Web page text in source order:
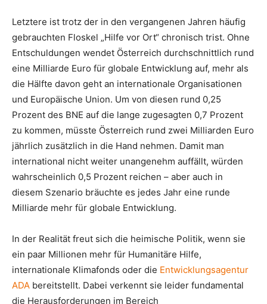
Letztere ist trotz der in den vergangenen Jahren häufig
gebrauchten Floskel „Hilfe vor Ort“ chronisch trist. Ohne
Entschuldungen wendet Österreich durchschnittlich rund
eine Milliarde Euro für globale Entwicklung auf, mehr als
die Hälfte davon geht an internationale Organisationen
und Europäische Union. Um von diesen rund 0,25
Prozent des BNE auf die lange zugesagten 0,7 Prozent
zu kommen, müsste Österreich rund zwei Milliarden Euro
jährlich zusätzlich in die Hand nehmen. Damit man
international nicht weiter unangenehm auffällt, würden
wahrscheinlich 0,5 Prozent reichen – aber auch in
diesem Szenario bräuchte es jedes Jahr eine runde
Milliarde mehr für globale Entwicklung.
In der Realität freut sich die heimische Politik, wenn sie
ein paar Millionen mehr für Humanitäre Hilfe,
internationale Klimafonds oder die Entwicklungsagentur
ADA bereitstellt. Dabei verkennt sie leider fundamental
die Herausforderungen im Bereich